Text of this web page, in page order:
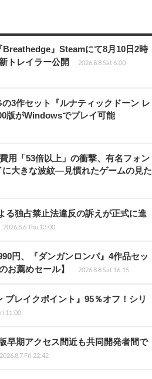
』Steamにて8月10日2時
トレイラー公開
2026.8.8 Sat 6:00
3作セット『ルナティックドーン レ
版がWindowsでプレイ可能
用「53倍以上」の衝撃、有名フォン
に大きな波紋―見慣れたゲームの見た
る独占禁止法違反の訴えが正式に進
2026.8.6 Thu 13:00
円、『ダンガンロンパ』4作品セッ
お薦めセール】
2026.8.8 Sat 16:15
ブレイクポイント』95％オフ！シリ
11:00
早期アクセス間近も共同開発者間で
2026.8.7 Fri 22:42